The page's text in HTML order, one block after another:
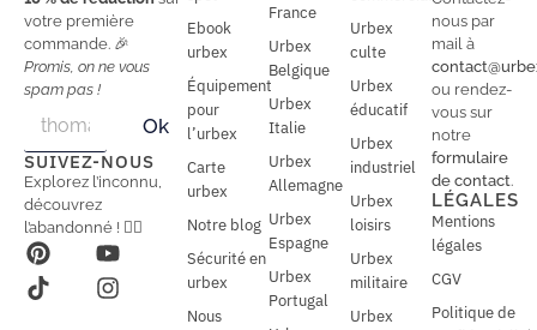
votre première
commande. 🎉
Promis, on ne vous
spam pas !
a
i
l
a
i
l
*
Ok
SUIVEZ-NOUS
Explorez l’inconnu,
découvrez
l’abandonné ! 🕵️‍♂️
Ebook
urbex
Équipement
pour
l’urbex
Carte
urbex
Notre blog
Sécurité en
urbex
Nous
France
Urbex
Belgique
Urbex
Italie
Urbex
Allemagne
Urbex
Espagne
Urbex
Portugal
Urbex
culte
Urbex
éducatif
Urbex
industriel
Urbex
loisirs
Urbex
militaire
Urbex
nous par
mail à
ou rendez-
vous sur
notre
formulaire
de contact.
LÉGALES
Mentions
légales
CGV
Politique de